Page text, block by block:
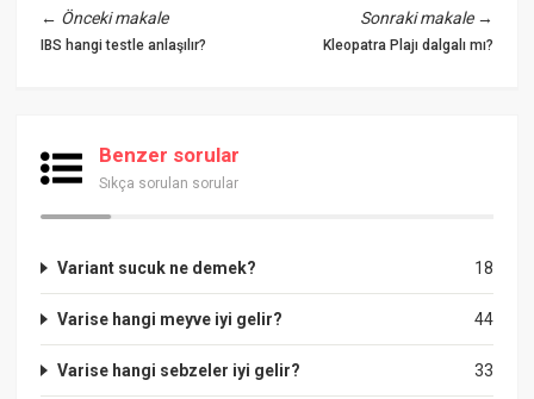
← Önceki makale
IBS hangi testle anlaşılır?
Sonraki makale→
Kleopatra Plajı dalgalı mı?
Benzer sorular
Sıkça sorulan sorular
18
Variant sucuk ne demek?
44
Varise hangi meyve iyi gelir?
33
Varise hangi sebzeler iyi gelir?